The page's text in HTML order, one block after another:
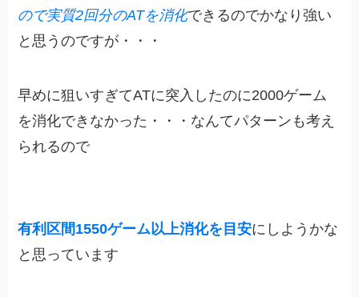
ので実質2回分のATを消化できるのでかなり強い
と思うのですが・・・
早めに狙いすぎてATに突入したのに2000ゲーム
を消化できなかった・・・なんてパターンも考え
られるので
有利区間1550ゲーム以上消化を目安にしようかな
と思っています